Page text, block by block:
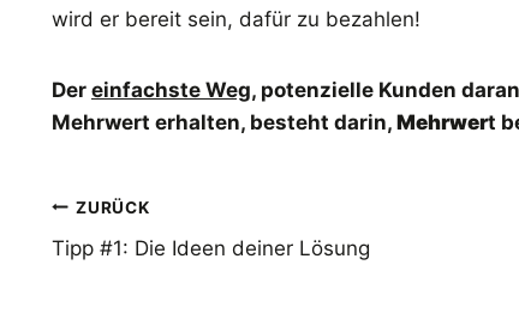
wird er bereit sein, dafür zu bezahlen!
Der einfachste Weg, potenzielle Kunden
Mehrwert erhalten, besteht darin, Mehrwert
Beitragsnavigation
ZURÜCK
Tipp #1: Die Ideen deiner Lösung